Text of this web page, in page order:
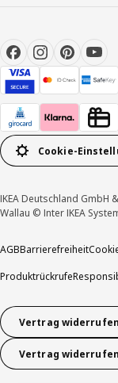
Cookie-
IKEA Deutschland GmbH
Wallau © Inter IKEA
AGBBarrierefreiheit
Produktrückrufe
Vertrag widerrufen
Vertrag